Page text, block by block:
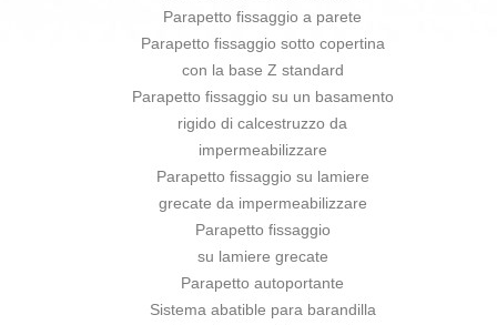
Parapetto fissaggio a parete
Parapetto fissaggio sotto copertina
con la base Z standard
Parapetto fissaggio su un basamento
rigido di calcestruzzo da
impermeabilizzare
Parapetto fissaggio su lamiere
grecate da impermeabilizzare
Parapetto fissaggio
su lamiere grecate
Parapetto autoportante
Sistema abatible para barandilla